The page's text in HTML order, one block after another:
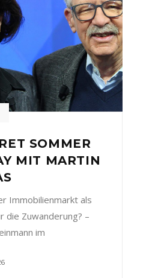
SOMMER
MIT MARTIN
Immobilienmarkt als
die Zuwanderung? –
im